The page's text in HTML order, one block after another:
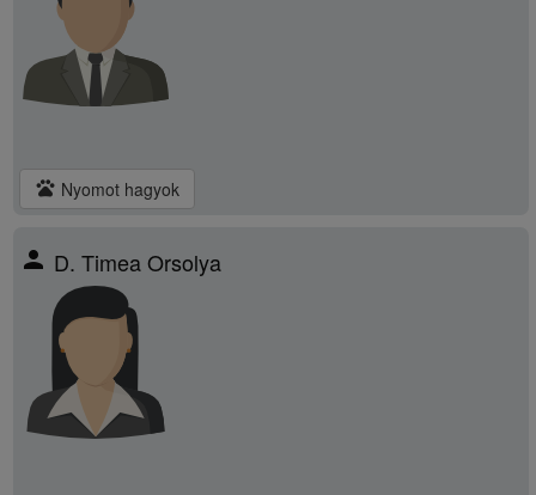
pets Nyomot hagyok
person D. Timea Orsolya